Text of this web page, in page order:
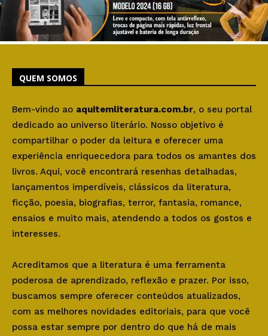
QUEM SOMOS
Bem-vindo ao aquitemliteratura.com.br, o seu portal
dedicado ao universo literário. Nosso objetivo é
compartilhar o poder da leitura e oferecer uma
experiência enriquecedora para todos os amantes dos
livros. Aqui, você encontrará resenhas detalhadas,
lançamentos imperdíveis, clássicos da literatura,
ficção, poesia, biografias, terror, fantasia, romance,
ensaios e muito mais, atendendo a todos os gostos e
interesses.
Acreditamos que a literatura é uma ferramenta
poderosa de aprendizado, reflexão e prazer. Por isso,
buscamos sempre oferecer conteúdos atualizados,
com as melhores novidades editoriais, para que você
possa estar sempre por dentro do que há de mais